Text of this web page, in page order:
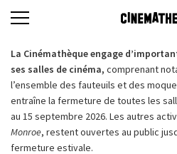
La Cinémathèque engage
ses salles de cinéma, comprenant
l’ensemble des fauteuils et des
entraîne la fermeture de toutes les
au 15 septembre 2026. Les autres
Monroe, restent ouvertes au public
fermeture estivale.